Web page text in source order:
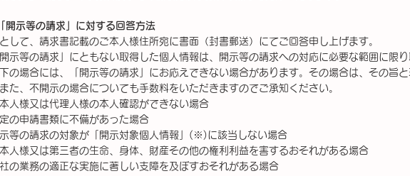
開示等の請求」に対する回答方法
して、請求書記載のご本人様住所宛に書面（封書郵送）にてご回答申し上げます。
示等の請求」にともない取得した個人情報は、開示等の請求への対応に必要な範囲に限り
の場合には、「開示等の請求」にお応えできない場合があります。その場合は、その旨
た、不開示の場合についても手数料をいただきますのでご承知ください。
人様又は代理人様の本人確認ができない場合
の申請書類に不備があった場合
等の請求の対象が「開示対象個人情報」(※)に該当しない場合
人様又は第三者の生命、身体、財産その他の権利利益を害するおそれがある場合
の業務の適正な実施に著しい支障を及ぼすおそれがある場合